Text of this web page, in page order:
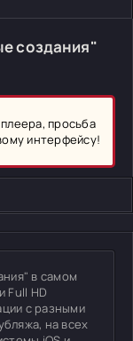
создания"
просьба
интерфейсу!
в самом
Full HD
с разными
на всех